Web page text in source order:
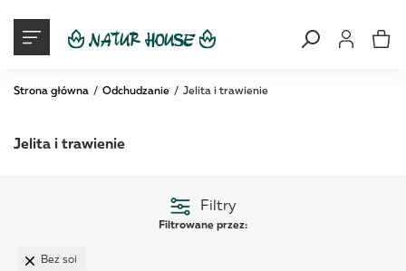
Moje konto
Strona główna Odchudzanie Jelita i trawienie
Jelita i trawienie
Filtry
Filtrowane przez:
Bez soi